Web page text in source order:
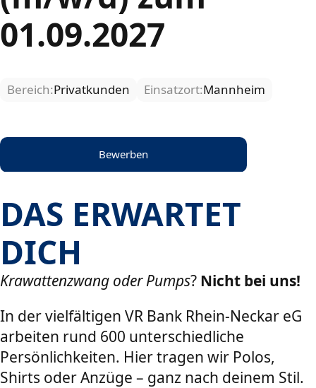
01.09.2027
Bereich:Privatkunden Einsatzort:Mannheim
Bewerben
DAS ERWARTET
DICH
Krawattenzwang oder Pumps? Nicht bei uns!
In der vielfältigen VR Bank Rhein-Neckar eG
arbeiten rund 600 unterschiedliche
Persönlichkeiten. Hier tragen wir Polos,
Shirts oder Anzüge – ganz nach deinem Stil.